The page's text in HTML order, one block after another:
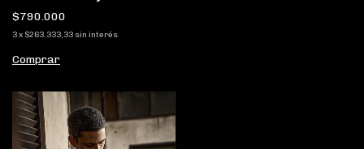
$790.000
3x $263.333,33 sin interés
Comprar